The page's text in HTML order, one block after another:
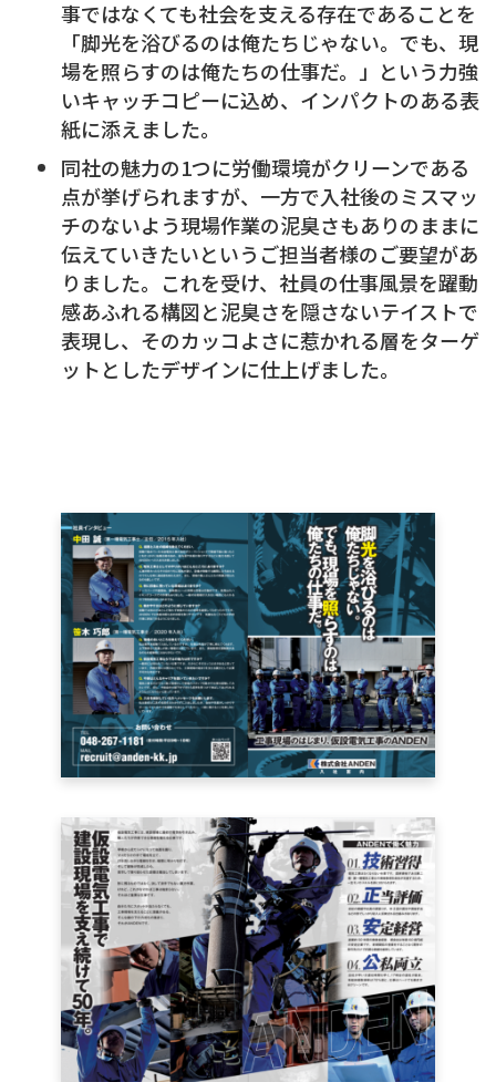
事ではなくても社会を支える存在であることを
「脚光を浴びるのは俺たちじゃない。でも、現
場を照らすのは俺たちの仕事だ。」という力強
いキャッチコピーに込め、インパクトのある表
紙に添えました。
同社の魅力の1つに労働環境がクリーンである
点が挙げられますが、一方で入社後のミスマッ
チのないよう現場作業の泥臭さもありのままに
伝えていきたいというご担当者様のご要望があ
りました。これを受け、社員の仕事風景を躍動
感あふれる構図と泥臭さを隠さないテイストで
表現し、そのカッコよさに惹かれる層をターゲ
ットとしたデザインに仕上げました。